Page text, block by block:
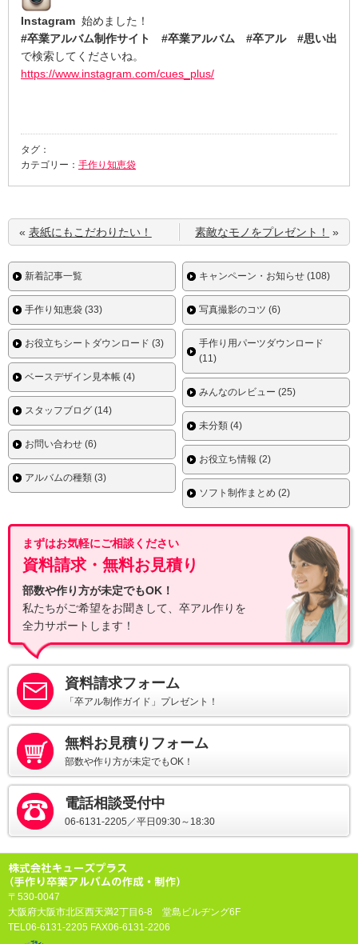
Instagram 始めました！
#卒業アルバム制作サイト #卒業アルバム #卒アル #思い出
で検索してくださいね。
https://www.instagram.com/cues_plus/
タグ：
カテゴリー： 手作り知恵袋
« 表紙にもこだわりたい！ 素敵なモノをプレゼント！ »
新着記事一覧 キャンペーン・お知らせ (108)
手作り知恵袋 (33) 写真撮影のコツ (6)
お役立ちシートダウンロード (3)
手作り用パーツダウンロード
(11)
ベースデザイン見本帳 (4)
みんなのレビュー (25)
スタッフブログ (14)
未分類 (4)
お問い合わせ (6)
お役立ち情報 (2)
アルバムの種類 (3)
ソフト制作まとめ (2)
まずはお気軽にご相談ください
資料請求・無料お見積り
部数や作り方が未定でもOK！
私たちがご希望をお聞きして、卒アル作りを
全力サポートします！
資料請求フォーム
「卒アル制作ガイド」プレゼント！
無料お見積りフォーム
部数や作り方が未定でもOK！
電話相談受付中
06-6131-2205／平日09:30～18:30
〒530-0047
大阪府大阪市北区西天満2丁目6-8 堂島ビルヂング6F
TEL06-6131-2205 FAX06-6131-2206